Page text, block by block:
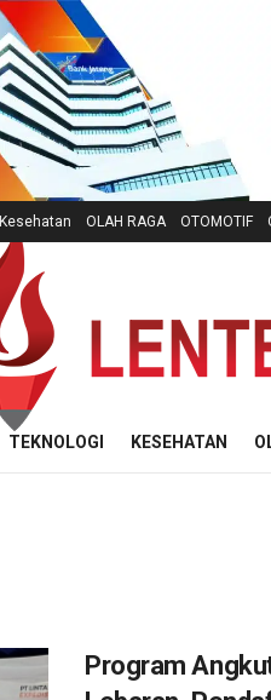
Kesehatan OLAH RAGA OTOMOTIF
TEKNOLOGI KESEHATAN
Program